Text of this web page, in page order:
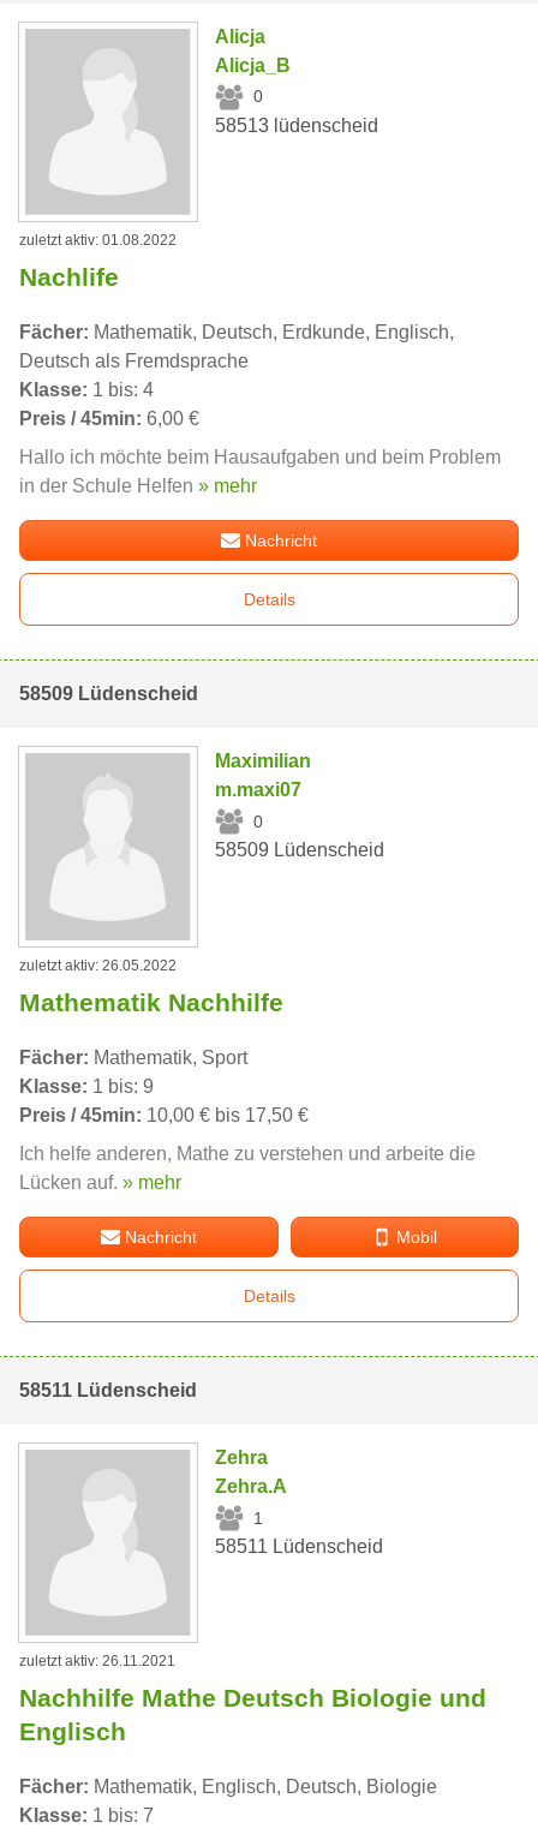
Alicja
Alicja_B
0
58513 lüdenscheid
zuletzt aktiv: 01.08.2022
Nachlife
Fächer: Mathematik, Deutsch, Erdkunde, Englisch,
Deutsch als Fremdsprache
Klasse: 1 bis: 4
Preis / 45min: 6,00 €
Hallo ich möchte beim Hausaufgaben und beim Problem
in der Schule Helfen » mehr
Nachricht
Details
58509 Lüdenscheid
Maximilian
m.maxi07
0
58509 Lüdenscheid
zuletzt aktiv: 26.05.2022
Mathematik Nachhilfe
Fächer: Mathematik, Sport
Klasse: 1 bis: 9
Preis / 45min: 10,00 € bis 17,50 €
Ich helfe anderen, Mathe zu verstehen und arbeite die
Lücken auf. » mehr
Nachricht Mobil
Details
58511 Lüdenscheid
Zehra
Zehra.A
1
58511 Lüdenscheid
zuletzt aktiv: 26.11.2021
Nachhilfe Mathe Deutsch Biologie und
Englisch
Fächer: Mathematik, Englisch, Deutsch, Biologie
Klasse: 1 bis: 7